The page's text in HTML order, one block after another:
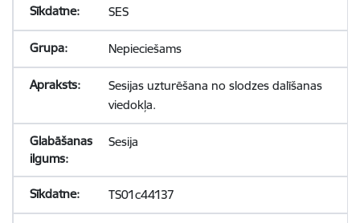
SES
Nepieciešams
Sesijas uzturēšana no slodzes dalīšanas
viedokļa.
Sesija
TS01c44137